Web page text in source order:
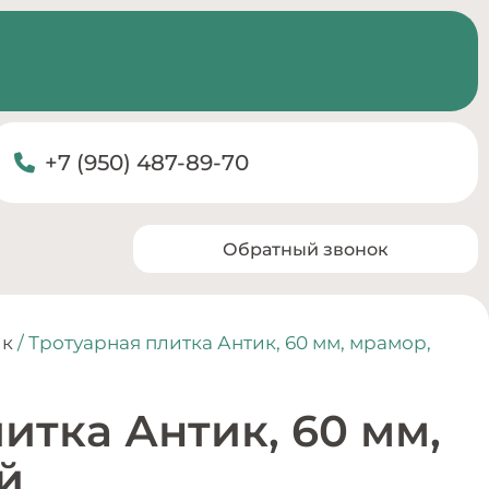
+7 (950) 487-89-70
Обратный звонок
/ Тротуарная плитка Антик, 60 мм, мрамор,
Антик, 60 мм,